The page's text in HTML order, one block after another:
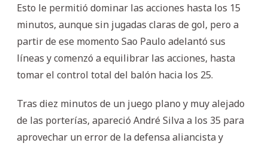
Esto le permitió dominar las acciones hasta los 15
minutos, aunque sin jugadas claras de gol, pero a
partir de ese momento Sao Paulo adelantó sus
líneas y comenzó a equilibrar las acciones, hasta
tomar el control total del balón hacia los 25.
Tras diez minutos de un juego plano y muy alejado
de las porterías, apareció André Silva a los 35 para
aprovechar un error de la defensa aliancista y